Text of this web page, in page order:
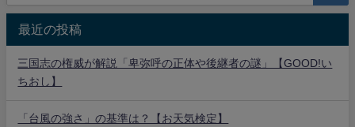
最近の投稿
三国志の権威が解説「卑弥呼の正体や後継者の謎」【GOOD!い
ちおし】
「台風の強さ」の基準は？【お天気検定】